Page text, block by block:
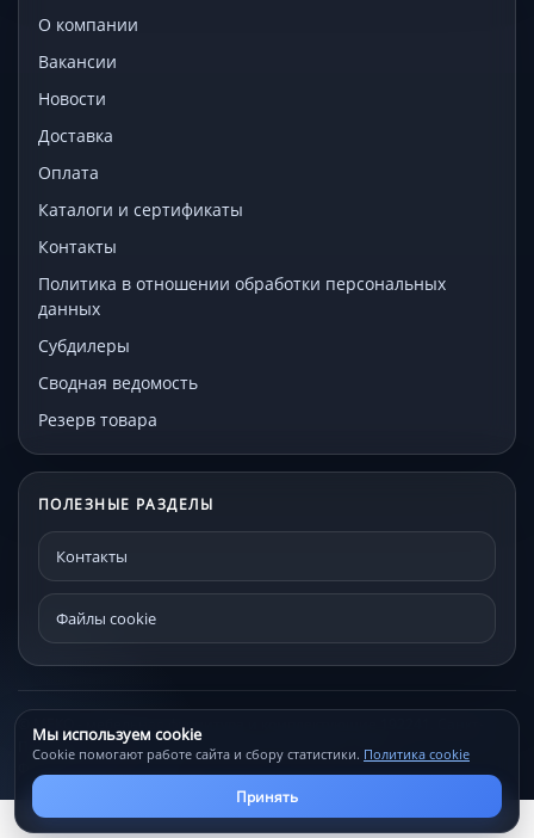
Мы используем cookie
Cookie помогают работе сайта и сбору статистики. Политика cookie
Принять
О компании
Вакансии
Новости
Доставка
Оплата
Каталоги и сертификаты
Контакты
Политика в отношении обработки персональных
данных
Субдилеры
Сводная ведомость
Резерв товара
ПОЛЕЗНЫЕ РАЗДЕЛЫ
Контакты
Файлы cookie
© МЕКО - мебельная фурнитура и комплектующие 192241, Санкт-
Петербург, Проспект Александровской фермы, д. 29С
Контакты